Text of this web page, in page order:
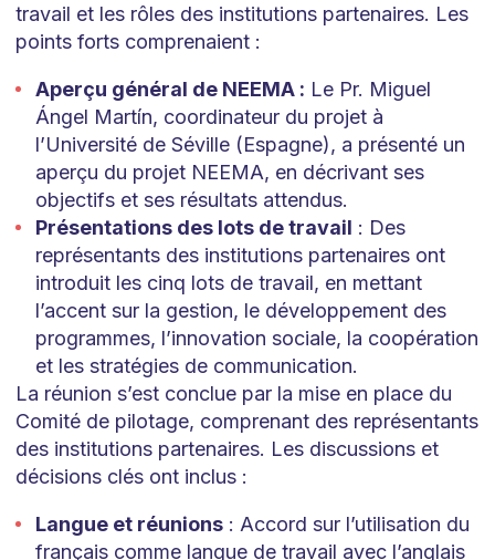
travail et les rôles des institutions partenaires. Les
points forts comprenaient :
Aperçu général de NEEMA : Le Pr. Miguel
Ángel Martín, coordinateur du projet à
l’Université de Séville (Espagne), a présenté un
aperçu du projet NEEMA, en décrivant ses
objectifs et ses résultats attendus.
Présentations des lots de travail : Des
représentants des institutions partenaires ont
introduit les cinq lots de travail, en mettant
l’accent sur la gestion, le développement des
programmes, l’innovation sociale, la coopération
et les stratégies de communication.
La réunion s’est conclue par la mise en place du
Comité de pilotage, comprenant des représentants
des institutions partenaires. Les discussions et
décisions clés ont inclus :
Langue et réunions: Accord sur l’utilisation du
français comme langue de travail avec l’anglais